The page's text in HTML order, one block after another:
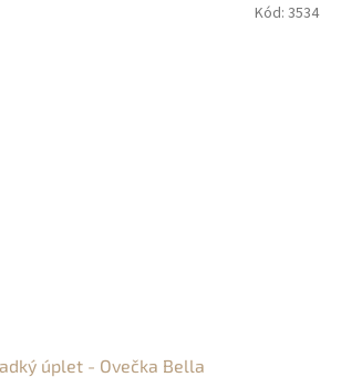
úplet - Ovečka Bella
Kód: 3534